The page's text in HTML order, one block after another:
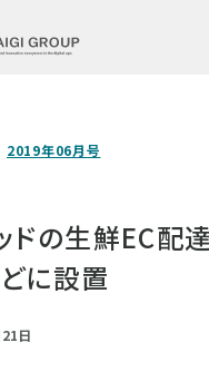
2019年06月号
ドの生鮮EC配
に設置
日